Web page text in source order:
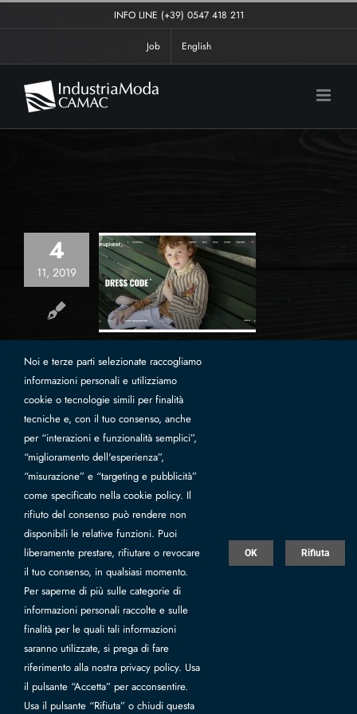
INFO LINE (+39) 0547 418 211
Job English
4
11, 2019
per il sito
Nupkeet1946
collezioni
Nuovo look per il sito ufficiale
Nupkeet1946
Un sito web tutto nuovo per Nupkeet1946, il brand moda
bambino prodotto e distribuito da Camac. Una navigazione
fluida ed intuitiva, ottimizzata per qualsiasi device, in grado di
valorizzare le caratteristiche uniche delle collezioni Nupkeet1946.
Il progetto web esalta la qualità e l'esclusività Nupkeet1946
attraverso [...]
Camac srl - Unipersonale - Via Zavaglia, 461 - 47522 Pievesestina, Cesena
(FC) Italy - P.IVA 01157090406, Capitale sociale Eur 2.500.000 I.V., REA
FC n.179681 |Privacy | Whistleblowing
Noi e terze parti selezionate raccogliamo
informazioni personali e utilizziamo
cookie o tecnologie simili per finalità
tecniche e, con il tuo consenso, anche
per “interazioni e funzionalità semplici”,
“miglioramento dell'esperienza”,
“misurazione” e “targeting e pubblicità”
come specificato nella cookie policy. Il
rifiuto del consenso può rendere non
disponibili le relative funzioni. Puoi
liberamente prestare, rifiutare o revocare
il tuo consenso, in qualsiasi momento.
Per saperne di più sulle categorie di
informazioni personali raccolte e sulle
finalità per le quali tali informazioni
saranno utilizzate, si prega di fare
riferimento alla nostra privacy policy. Usa
il pulsante “Accetta” per acconsentire.
Usa il pulsante “Rifiuta” o chiudi questa
OK Rifiuta